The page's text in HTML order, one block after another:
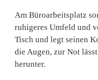
Am Büroarbeitsplatz
ruhigeres Umfeld und
Tisch und legt seinen
die Augen, zur Not
herunter.